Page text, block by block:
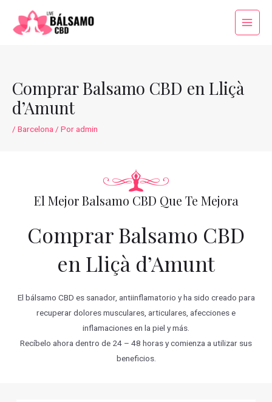
contenido
Main
Comprar Balsamo CBD en Lliçà
d’Amunt
/ Barcelona / Poradmin
El Mejor Balsamo CBD Que Te Mejora
Comprar Balsamo CBD
en Lliçà d’Amunt
El bálsamo CBD es sanador, antiinflamatorio y ha sido creado para
recuperar dolores musculares, articulares, afecciones e
inflamaciones en la piel y más.
Recíbelo ahora dentro de 24 – 48 horas y comienza a utilizar sus
beneficios.